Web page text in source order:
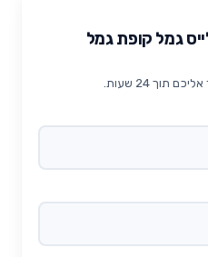
גמל קופת גמל
תוך 24 שעות.